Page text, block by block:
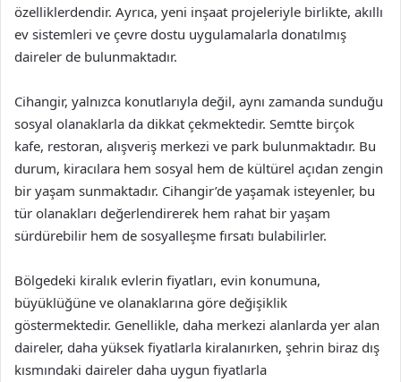
özelliklerdendir. Ayrıca, yeni inşaat projeleriyle birlikte, akıllı
ev sistemleri ve çevre dostu uygulamalarla donatılmış
daireler de bulunmaktadır.
Cihangir, yalnızca konutlarıyla değil, aynı zamanda sunduğu
sosyal olanaklarla da dikkat çekmektedir. Semtte birçok
kafe, restoran, alışveriş merkezi ve park bulunmaktadır. Bu
durum, kiracılara hem sosyal hem de kültürel açıdan zengin
bir yaşam sunmaktadır. Cihangir’de yaşamak isteyenler, bu
tür olanakları değerlendirerek hem rahat bir yaşam
sürdürebilir hem de sosyalleşme fırsatı bulabilirler.
Bölgedeki kiralık evlerin fiyatları, evin konumuna,
büyüklüğüne ve olanaklarına göre değişiklik
göstermektedir. Genellikle, daha merkezi alanlarda yer alan
daireler, daha yüksek fiyatlarla kiralanırken, şehrin biraz dış
kısmındaki daireler daha uygun fiyatlarla